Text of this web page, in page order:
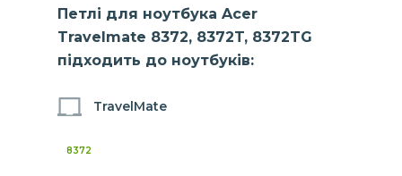
Петлі для ноутбука Acer
Travelmate 8372, 8372T, 8372TG
підходить до ноутбуків:
TravelMate
8372